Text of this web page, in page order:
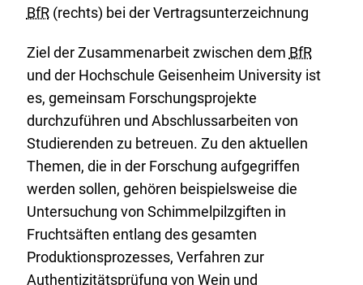
BfR(rechts) bei der Vertragsunterzeichnung
Ziel der Zusammenarbeit zwischen dem BfR
und der Hochschule Geisenheim University ist
es, gemeinsam Forschungsprojekte
durchzuführen und Abschlussarbeiten von
Studierenden zu betreuen. Zu den aktuellen
Themen, die in der Forschung aufgegriffen
werden sollen, gehören beispielsweise die
Untersuchung von Schimmelpilzgiften in
Fruchtsäften entlang des gesamten
Produktionsprozesses, Verfahren zur
Authentizitätsprüfung von Wein und